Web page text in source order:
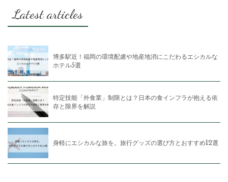
Latest articles
博多駅近！福岡の環境配慮や地産地消にこだわるエシカルな
ホテル5選
特定技能「外食業」制限とは？日本の食インフラが抱える依
存と限界を解説
身軽にエシカルな旅を。旅行グッズの選び方とおすすめ12選